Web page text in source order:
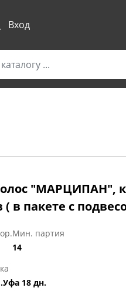
Вход
"МАРЦИПАН",
в пакете с
Мин. партия
14
18 дн.